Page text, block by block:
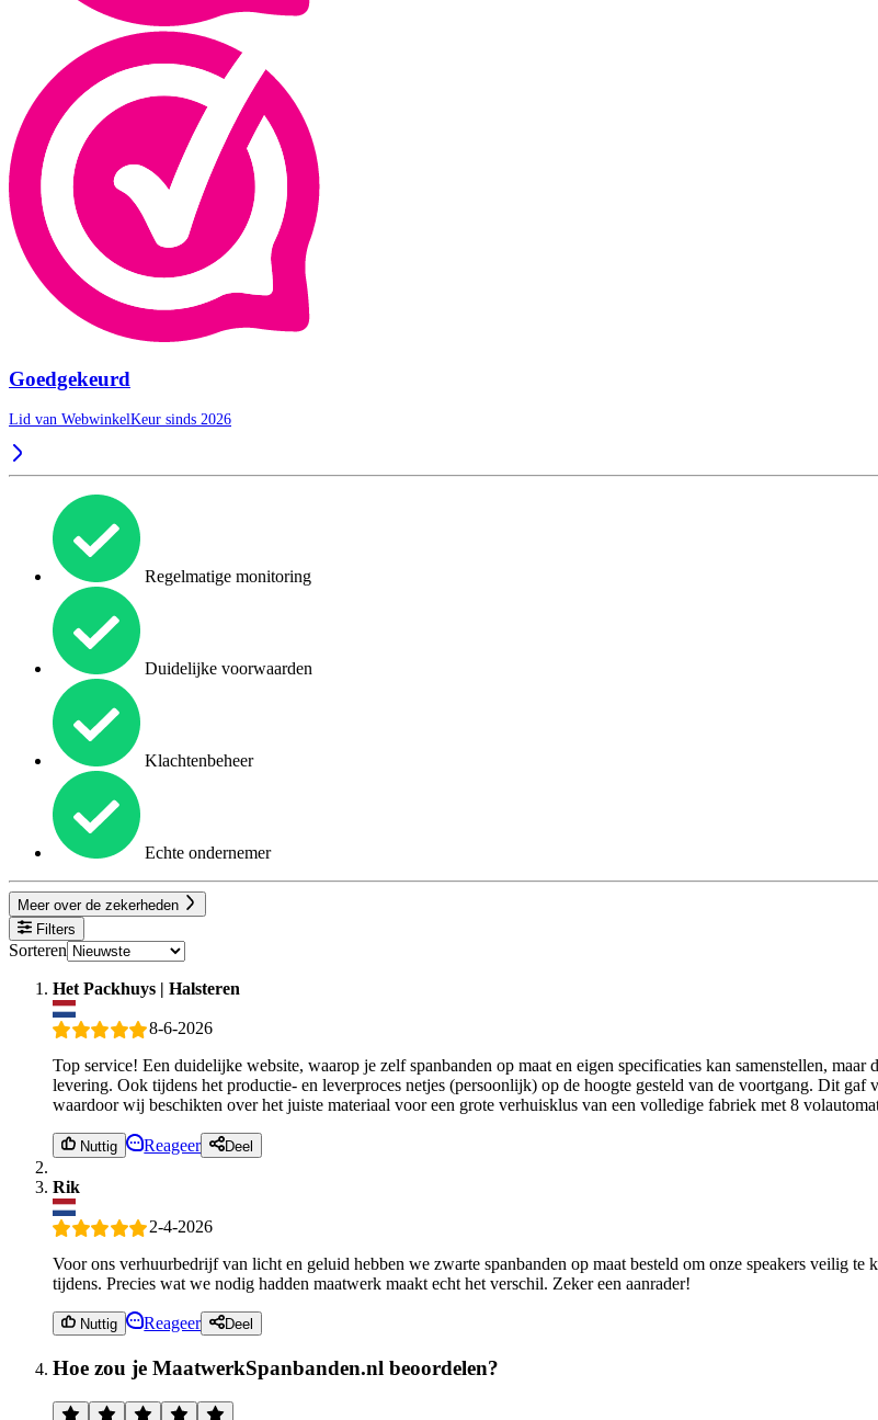
Goedgekeurd
Lid van WebwinkelKeur sinds 2026
Regelmatige monitoring
Duidelijke voorwaarden
Klachtenbeheer
Echte ondernemer
Meer over de zekerheden
Filters
Sorteren
Het Packhuys | Halsteren
8-6-2026
Top service! Een duidelijke website, waarop je zelf spanbanden op maat en eigen specificaties kan samenstellen,
levering. Ook tijdens het productie- en leverproces netjes (persoonlijk) op de hoogte gesteld van de voortgang. Dit
waardoor wij beschikten over het juiste materiaal voor een grote verhuisklus van een volledige fabriek met 8
Nuttig Reageer Deel
Rik
2-4-2026
Voor ons verhuurbedrijf van licht en geluid hebben we zwarte spanbanden op maat besteld om onze speakers veilig
tijdens. Precies wat we nodig hadden maatwerk maakt echt het verschil. Zeker een aanrader!
Nuttig Reageer Deel
Hoe zou je MaatwerkSpanbanden.nl beoordelen?